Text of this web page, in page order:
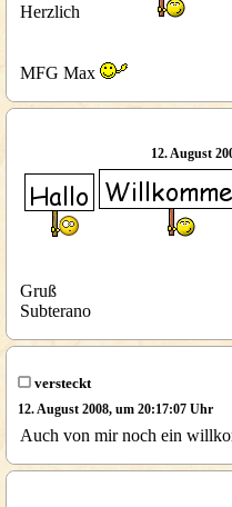
Herzlich
MFG Max
12. August
Gruß
Subterano
versteckt
12. August 2008, um 20:17:07 Uhr
Auch von mir noch ein